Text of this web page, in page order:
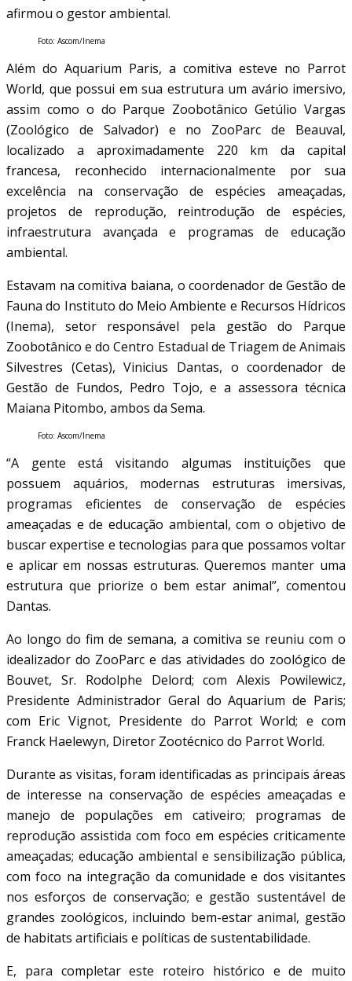
afirmou o gestor ambiental.
Foto: Ascom/Inema
Além do Aquarium Paris, a comitiva esteve no Parrot
World, que possui em sua estrutura um avário imersivo,
assim como o do Parque Zoobotânico Getúlio Vargas
(Zoológico de Salvador) e no ZooParc de Beauval,
localizado a aproximadamente 220 km da capital
francesa, reconhecido internacionalmente por sua
excelência na conservação de espécies ameaçadas,
projetos de reprodução, reintrodução de espécies,
infraestrutura avançada e programas de educação
ambiental.
Estavam na comitiva baiana, o coordenador de Gestão de
Fauna do Instituto do Meio Ambiente e Recursos Hídricos
(Inema), setor responsável pela gestão do Parque
Zoobotânico e do Centro Estadual de Triagem de Animais
Silvestres (Cetas), Vinicius Dantas, o coordenador de
Gestão de Fundos, Pedro Tojo, e a assessora técnica
Maiana Pitombo, ambos da Sema.
Foto: Ascom/Inema
“A gente está visitando algumas instituições que
possuem aquários, modernas estruturas imersivas,
programas eficientes de conservação de espécies
ameaçadas e de educação ambiental, com o objetivo de
buscar expertise e tecnologias para que possamos voltar
e aplicar em nossas estruturas. Queremos manter uma
estrutura que priorize o bem estar animal”, comentou
Dantas.
Ao longo do fim de semana, a comitiva se reuniu com o
idealizador do ZooParc e das atividades do zoológico de
Bouvet, Sr. Rodolphe Delord; com Alexis Powilewicz,
Presidente Administrador Geral do Aquarium de Paris;
com Eric Vignot, Presidente do Parrot World; e com
Franck Haelewyn, Diretor Zootécnico do Parrot World.
Durante as visitas, foram identificadas as principais áreas
de interesse na conservação de espécies ameaçadas e
manejo de populações em cativeiro; programas de
reprodução assistida com foco em espécies criticamente
ameaçadas; educação ambiental e sensibilização pública,
com foco na integração da comunidade e dos visitantes
nos esforços de conservação; e gestão sustentável de
grandes zoológicos, incluindo bem-estar animal, gestão
de habitats artificiais e políticas de sustentabilidade.
E, para completar este roteiro histórico e de muito